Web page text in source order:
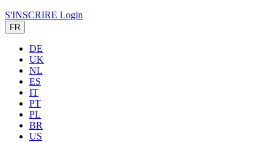
S'INSCRIRE Login
FR
DE
UK
NL
ES
IT
PT
PL
BR
US